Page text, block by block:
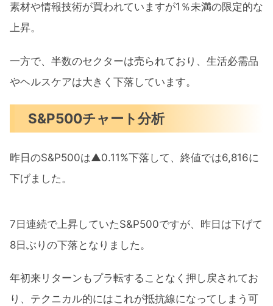
素材や情報技術が買われていますが1％未満の限定的な
上昇。
一方で、半数のセクターは売られており、生活必需品
やヘルスケアは大きく下落しています。
S&P500チャート分析
昨日のS&P500は▲0.11%下落して、終値では6,816に
下げました。
7日連続で上昇していたS&P500ですが、昨日は下げて
8日ぶりの下落となりました。
年初来リターンもプラ転することなく押し戻されてお
り、テクニカル的にはこれが抵抗線になってしまう可